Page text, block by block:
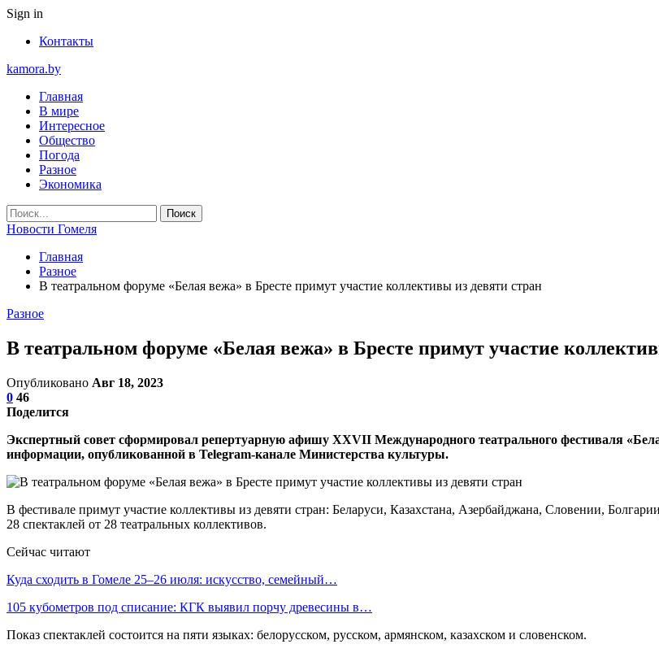
Sign in
Контакты
kamora.by
Главная
В мире
Интересное
Общество
Погода
Разное
Экономика
Новости Гомеля
Главная
Разное
В театральном форуме «Белая вежа» в Бресте примут участие коллективы из девяти стран
Разное
В театральном форуме «Белая вежа» в Бресте примут участие
Опубликовано Авг 18, 2023
0 46
Поделится
Экспертный совет сформировал репертуарную афишу ХХVII Международного театрального фестиваля
информации, опубликованной в Telegram-канале Министерства культуры.
В фестивале примут участие коллективы из девяти стран: Беларуси, Казахстана, Азербайджана, Словении,
28 спектаклей от 28 театральных коллективов.
Сейчас читают
Куда сходить в Гомеле 25–26 июля: искусство, семейный…
105 кубометров под списание: КГК выявил порчу древесины в…
Показ спектаклей состоится на пяти языках: белорусском, русском, армянском, казахском и словенском.